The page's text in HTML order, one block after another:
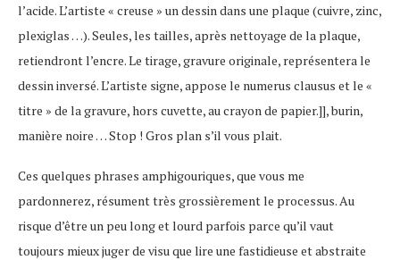
l’acide. L’artiste « creuse » un dessin dans une plaque (cuivre, zinc,
plexiglas …). Seules, les tailles, après nettoyage de la plaque,
retiendront l’encre. Le tirage, gravure originale, représentera le
dessin inversé. L’artiste signe, appose le numerus clausus et le «
titre » de la gravure, hors cuvette, au crayon de papier.]], burin,
manière noire … Stop ! Gros plan s’il vous plait.
Ces quelques phrases amphigouriques, que vous me
pardonnerez, résument très grossièrement le processus. Au
risque d’être un peu long et lourd parfois parce qu’il vaut
toujours mieux juger de visu que lire une fastidieuse et abstraite